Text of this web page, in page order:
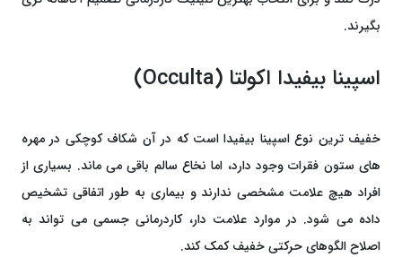
بگیرند.
اسپینا بیفیدا اکولتا (Occulta)
خفیف‌ ترین نوع اسپینا بیفیدا است که در آن شکاف کوچکی در مهره‌
های ستون فقرات وجود دارد، اما نخاع سالم باقی می‌ ماند. بسیاری از
افراد هیچ علامت مشخصی ندارند و بیماری به‌ طور اتفاقی تشخیص
داده می ‌شود. در موارد علامت ‌دار، کاردرمانی جسمی می ‌تواند به
اصلاح الگوهای حرکتی خفیف کمک کند.